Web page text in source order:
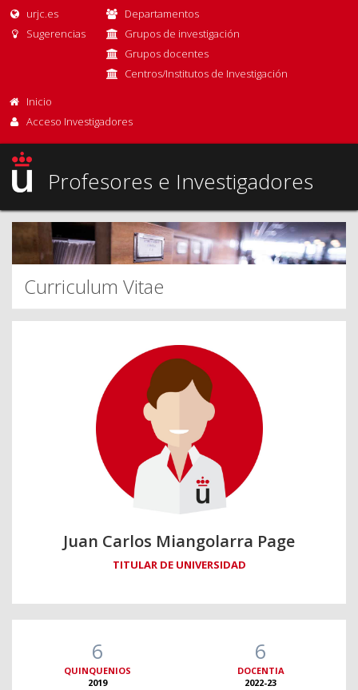
urjc.es
Sugerencias
Departamentos
Grupos de investigación
Grupos docentes
Centros/Institutos de Investigación
Inicio
Acceso Investigadores
Profesores e Investigadores
Curriculum Vitae
Juan Carlos Miangolarra Page
TITULAR DE UNIVERSIDAD
6
QUINQUENIOS
2019
6
DOCENTIA
2022-23